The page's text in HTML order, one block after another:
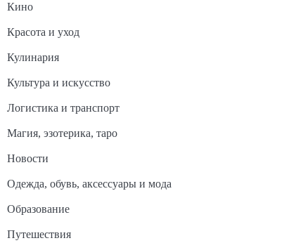
Кино
Красота и уход
Кулинария
Культура и искусство
Логистика и транспорт
Магия, эзотерика, таро
Новости
Одежда, обувь, аксессуары и мода
Образование
Путешествия